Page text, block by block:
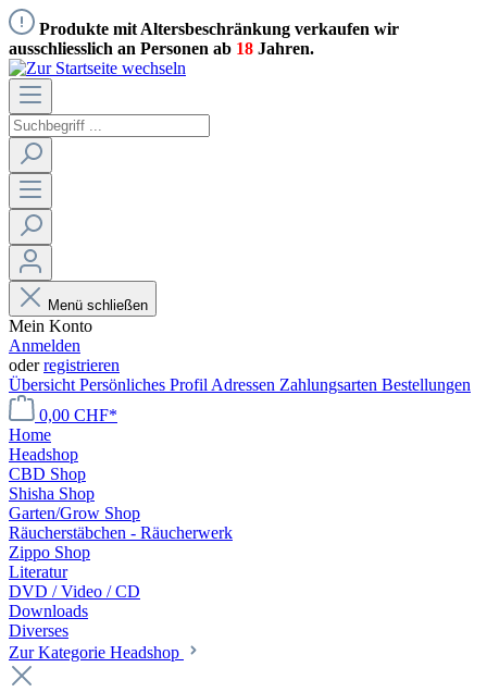
Produkte mit Altersbeschränkung verkaufen wir
ausschliesslich an Personen ab 18 Jahren.
Menü schließen
Mein Konto
Anmelden
oderregistrieren
Übersicht Persönliches Profil Adressen Zahlungsarten Bestellungen
0,00 CHF*
Home
Headshop
CBD Shop
Shisha Shop
Garten/Grow Shop
Räucherstäbchen - Räucherwerk
Zippo Shop
Literatur
DVD / Video / CD
Downloads
Diverses
Zur Kategorie Headshop